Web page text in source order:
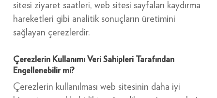
sitesi ziyaret saatleri, web sitesi sayfaları kaydırma
hareketleri gibi analitik sonuçların üretimini
sağlayan çerezlerdir.
Çerezlerin Kullanımı Veri Sahipleri Tarafından
Engellenebilir mi?
Çerezlerin kullanılması web sitesinin daha iyi